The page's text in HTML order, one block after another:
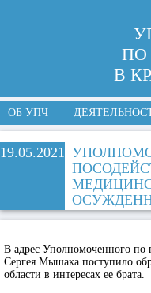
ПО
В
ОБ УПЧ
19.05.2021
В адрес Уполномоченного по
Сергея Мышака поступило
области в интересах ее брата.